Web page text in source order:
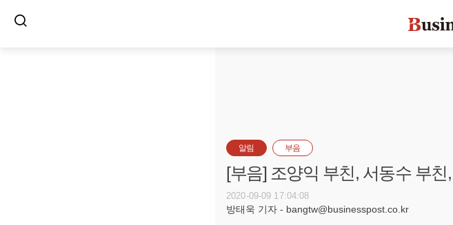
알림 부음
[부음] 조양익 부친, 서동수 부친
2020-09-09 17:04:08
방태욱 기자 - bangtw@businesspost.co.kr